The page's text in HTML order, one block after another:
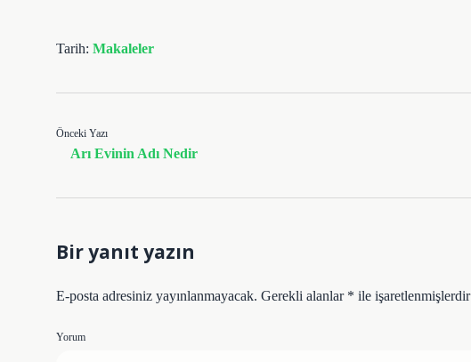
Tarih: Makaleler
Önceki Yazı
Arı Evinin Adı Nedir
Bir yanıt yazın
E-posta adresiniz yayınlanmayacak. Gerekli alanlar * ile işaretlenmişlerdir
Yorum